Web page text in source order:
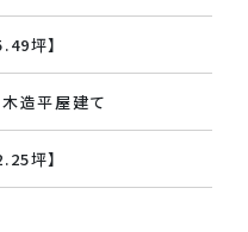
坪】
造平屋建て
坪】